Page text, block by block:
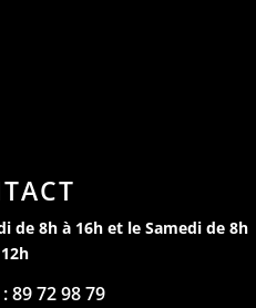
de 8h à 16h et le Samedi de 8h
89 72 98 79